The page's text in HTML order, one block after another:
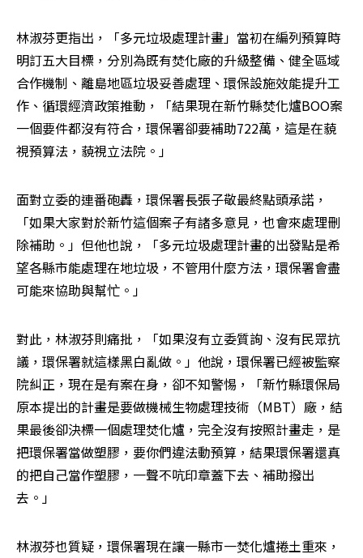
林淑芬更指出，「多元垃圾處理計畫」當初在編列預算時
明訂五大目標，分別為既有焚化廠的升級整備、健全區域
合作機制、離島地區垃圾妥善處理、環保設施效能提升工
作、循環經濟政策推動，「結果現在新竹縣焚化爐BOO案
一個要件都沒有符合，環保署卻要補助722萬，這是在藐
視預算法，藐視立法院。」
面對立委的連番砲轟，環保署長張子敬最終點頭承諾，
「如果大家對於新竹這個案子有諸多意見，也會來處理刪
除補助。」但他也說，「多元垃圾處理計畫的出發點是希
望各縣市能處理在地垃圾，不管用什麼方法，環保署會盡
可能來協助與幫忙。」
對此，林淑芬則痛批，「如果沒有立委質詢、沒有民眾抗
議，環保署就這樣黑白亂做。」他說，環保署已經被監察
院糾正，現在是有案在身，卻不知警惕，「新竹縣環保局
原本提出的計畫是要做機械生物處理技術（MBT）廠，結
果最後卻決標一個處理焚化爐，完全沒有按照計畫走，是
把環保署當做塑膠，要你們違法動預算，結果環保署還真
的把自己當作塑膠，一聲不吭印章蓋下去、補助撥出
去。」
林淑芬也質疑，環保署現在讓一縣市一焚化爐捲土重來，